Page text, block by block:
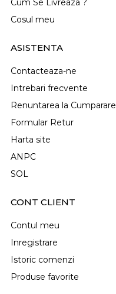
Cum Se Livreaza ?
Cosul meu
ASISTENTA
Contacteaza-ne
Intrebari frecvente
Renuntarea la Cumparare
Formular Retur
Harta site
ANPC
SOL
CONT CLIENT
Contul meu
Inregistrare
Istoric comenzi
Produse favorite